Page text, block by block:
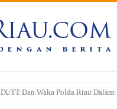
HUT ke-1 Kodam XIX/